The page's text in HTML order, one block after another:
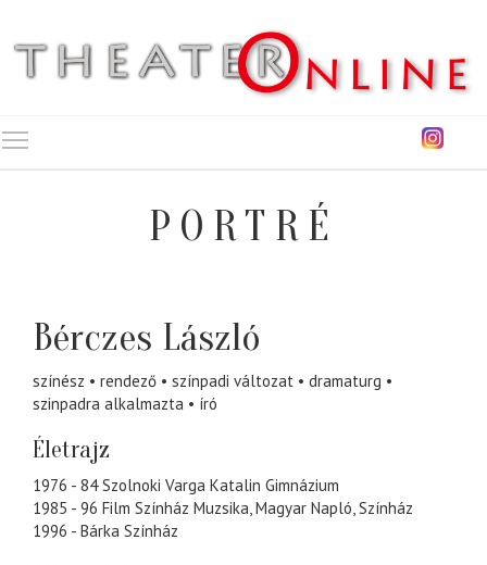
PORTRÉ
Bérczes László
színész rendező színpadi változat
dramaturg
szinpadra alkalmazta
író
Életrajz
1976 - 84 Szolnoki Varga Katalin Gimnázium
1985 - 96 Film Színház Muzsika, Magyar Napló, Színház
1996 - Bárka Színház